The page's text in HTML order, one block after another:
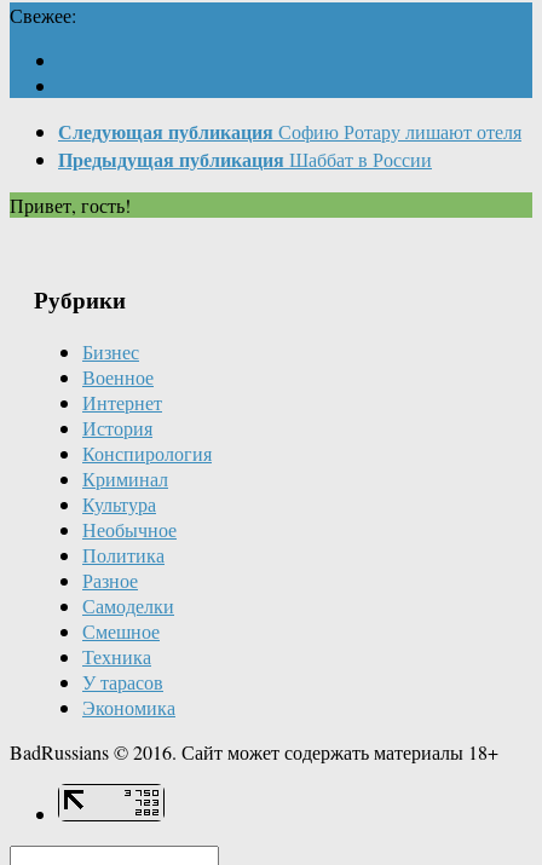
Свежее:
Следующая публикация Софию Ротару лишают отеля
Предыдущая публикация Шаббат в России
Привет, гость!
Рубрики
Бизнес
Военное
Интернет
История
Конспирология
Криминал
Культура
Необычное
Политика
Разное
Самоделки
Смешное
Техника
У тарасов
Экономика
BadRussians © 2016. Сайт может содержать материалы 18+